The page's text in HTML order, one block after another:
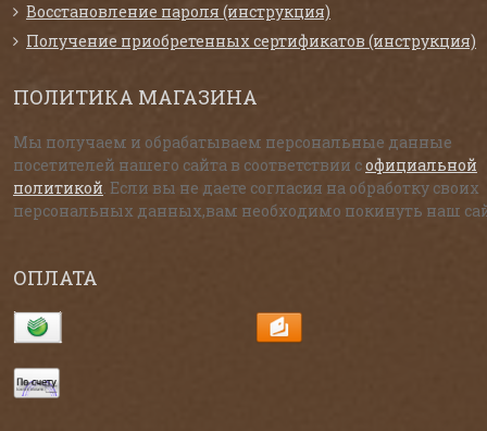
Восстановление пароля (инструкция)
Получение приобретенных сертификатов (инструкция)
ПОЛИТИКА МАГАЗИНА
Мы получаем и обрабатываем персональные данные
посетителей нашего сайта в соответствии софициальной
политикой. Если вы не даете согласия на обработку своих
персональных данных,вам необходимо покинуть наш
ОПЛАТА